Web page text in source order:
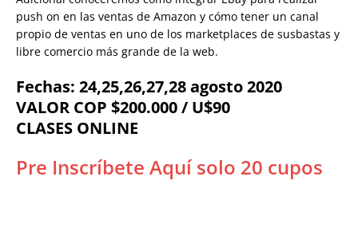
push on en las ventas de Amazon y cómo tener un canal
propio de ventas en uno de los marketplaces de susbastas y
libre comercio más grande de la web.
Fechas: 24,25,26,27,28 agosto 2020
VALOR COP $200.000 / U$90
CLASES ONLINE
Pre Inscríbete Aquí solo 20 cupos